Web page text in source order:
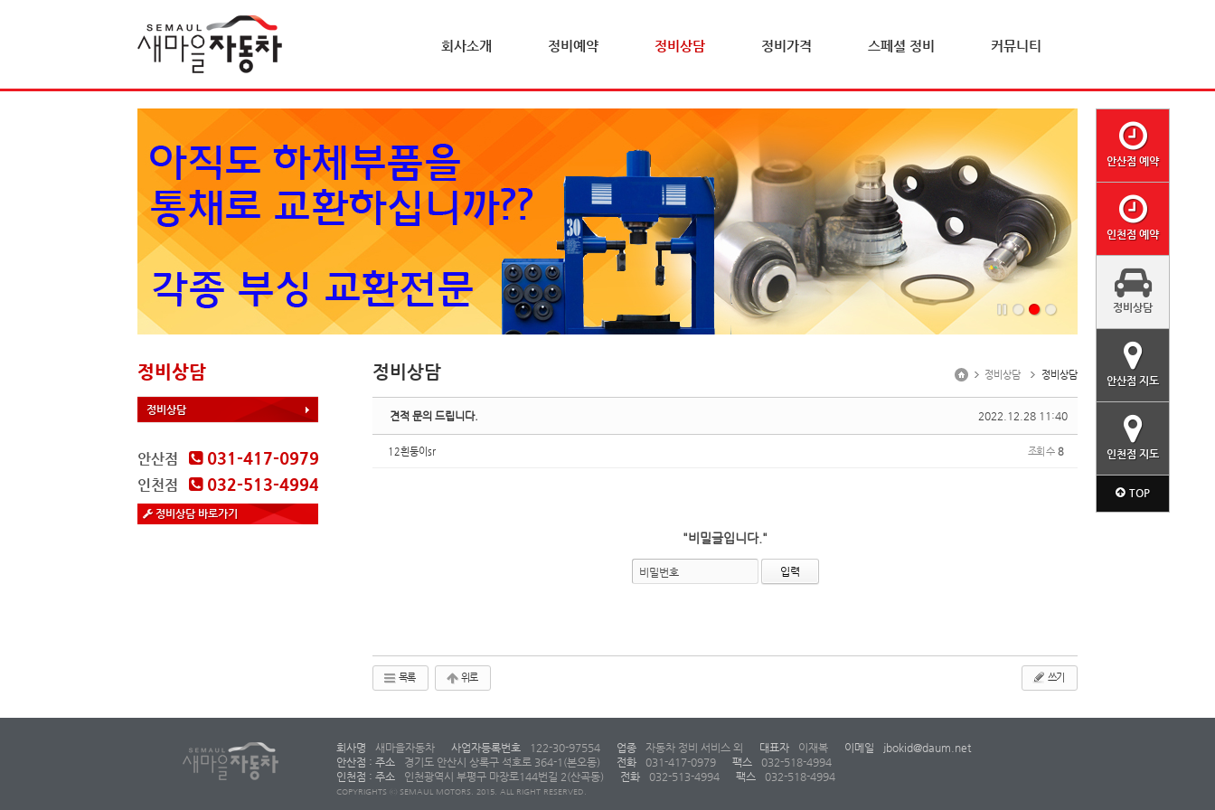
회사소개 정비예약 정비상담 정비가격 스페셜 정비 커뮤니티
정비상담
정비상담
안산점 031-417-0979
인천점 032-513-4994
정비상담 바로가기
정비상담 정비상담 정비상담
2022.12.28 11:40
견적 문의 드립니다.
12흰둥이sr 조회 수 8
"비밀글입니다."
비밀번호
목록 위로 쓰기
안산점 예약
인천점 예약
정비상담
안산점 지도
인천점 지도
TOP
회사명 새마을자동차 사업자등록번호 122-30-97554 업종 자동차 정비 서비스 외 대표자 이재복 이메일
jbokid@daum.net
안산점 : 주소
경기도 안산시 상록구 석호로 364-1(본오동) 전화 031-417-0979 팩스
032-518-4994
인천점 : 주소
인천광역시 부평구 마장로144번길 2(산곡동) 전화 032-513-4994 팩스 032-518-4994
COPYRIGHTS ⓒ SEMAUL MOTORS. 2015. ALL RIGHT RESERVED.